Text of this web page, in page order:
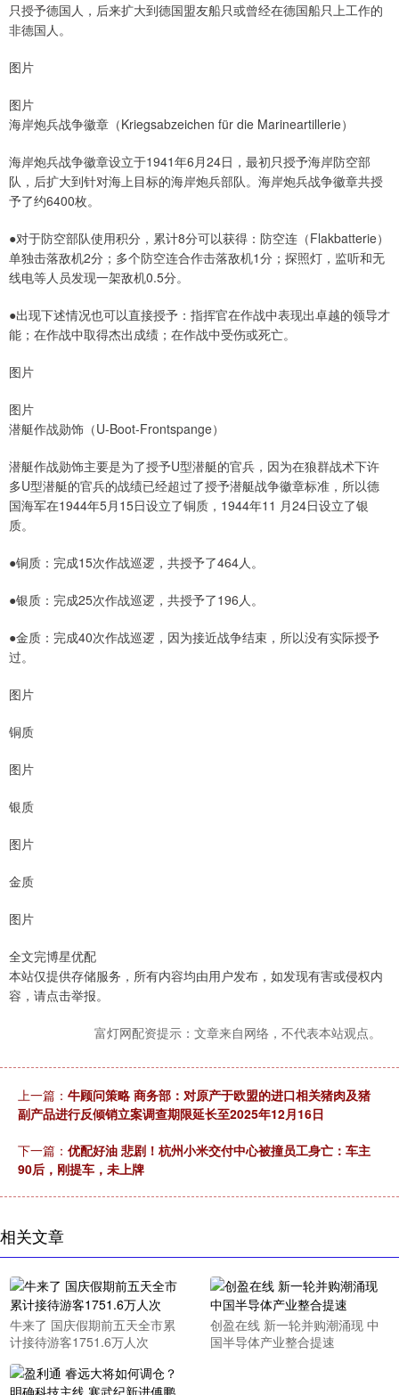
只授予德国人，后来扩大到德国盟友船只或曾经在德国船只上工作的
非德国人。
图片
图片
海岸炮兵战争徽章（Kriegsabzeichen für die Marineartillerie）
海岸炮兵战争徽章设立于1941年6月24日，最初只授予海岸防空部
队，后扩大到针对海上目标的海岸炮兵部队。海岸炮兵战争徽章共授
予了约6400枚。
●对于防空部队使用积分，累计8分可以获得：防空连（Flakbatterie）
单独击落敌机2分；多个防空连合作击落敌机1分；探照灯，监听和无
线电等人员发现一架敌机0.5分。
●出现下述情况也可以直接授予：指挥官在作战中表现出卓越的领导才
能；在作战中取得杰出成绩；在作战中受伤或死亡。
图片
图片
潜艇作战勋饰（U-Boot-Frontspange）
潜艇作战勋饰主要是为了授予U型潜艇的官兵，因为在狼群战术下许
多U型潜艇的官兵的战绩已经超过了授予潜艇战争徽章标准，所以德
国海军在1944年5月15日设立了铜质，1944年11 月24日设立了银
质。
●铜质：完成15次作战巡逻，共授予了464人。
●银质：完成25次作战巡逻，共授予了196人。
●金质：完成40次作战巡逻，因为接近战争结束，所以没有实际授予
过。
图片
铜质
图片
银质
图片
金质
图片
全文完博星优配
本站仅提供存储服务，所有内容均由用户发布，如发现有害或侵权内
容，请点击举报。
富灯网配资提示：文章来自网络，不代表本站观点。
上一篇： 牛顾问策略 商务部：对原产于欧盟的进口相关猪肉及猪
副产品进行反倾销立案调查期限延长至2025年12月16日
下一篇： 优配好油 悲剧！杭州小米交付中心被撞员工身亡：车主
90后，刚提车，未上牌
相关文章
牛来了 国庆假期前五天全市累
计接待游客1751.6万人次
创盈在线 新一轮并购潮涌现 中
国半导体产业整合提速